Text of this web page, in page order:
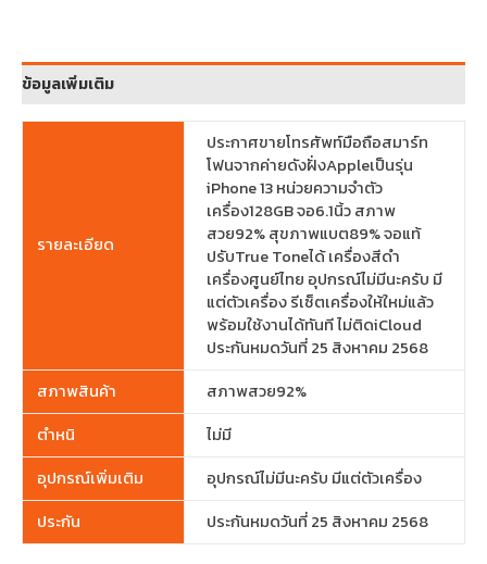
ข้อมูลเพิ่มเติม
รายละเอียด
ประกาศขายโทรศัพท์มือถือสมาร์ท
โฟนจากค่ายดังฝั่งAppleเป็นรุ่น
iPhone 13 หน่วยความจำตัว
เครื่อง128GB จอ6.1นิ้ว สภาพ
สวย92% สุขภาพแบต89% จอแท้
ปรับTrue Toneได้ เครื่องสีดำ
เครื่องศูนย์ไทย อุปกรณ์ไม่มีนะครับ มี
แต่ตัวเครื่อง รีเซ็ตเครื่องให้ใหม่แล้ว
พร้อมใช้งานได้ทันที ไม่ติดiCloud
ประกันหมดวันที่ 25 สิงหาคม 2568
สภาพสินค้า
สภาพสวย92%
ตำหนิ
ไม่มี
อุปกรณ์เพิ่มเติม
อุปกรณ์ไม่มีนะครับ มีแต่ตัวเครื่อง
ประกัน
ประกันหมดวันที่ 25 สิงหาคม 2568